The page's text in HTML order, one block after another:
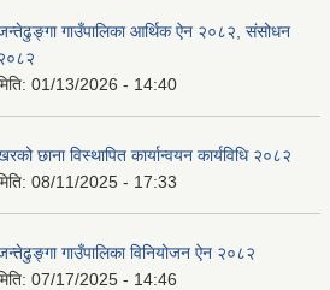
गाउँपालिका आर्थिक ऐन २०८२, संसोधन
01/13/2026 - 14:40
छाना विस्थापित कार्यान्वयन कार्यविधि २०८२
08/11/2025 - 17:33
गाउँपालिका विनियोजन ऐन २०८२
07/17/2025 - 14:46